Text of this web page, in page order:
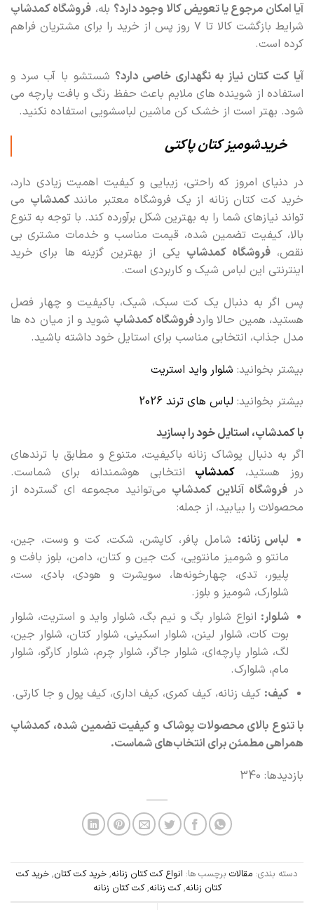
آیا امکان مرجوع یا تعویض کالا وجود دارد؟بله، فروشگاه کمدشاپ
شرایط بازگشت کالا تا ۷ روز پس از خرید را برای مشتریان فراهم
کرده است.
آیا کت کتان نیاز به نگهداری خاصی دارد؟شستشو با آب سرد و
استفاده از شوینده های ملایم باعث حفظ رنگ و بافت پارچه می
شود. بهتر است از خشک کن ماشین لباسشویی استفاده نکنید.
خریدشومیز کتان پاکتی
در دنیای امروز که راحتی، زیبایی و کیفیت اهمیت زیادی دارد،
خرید کت کتان زنانه از یک فروشگاه معتبر مانندکمدشاپمی
تواند نیازهای شما را به بهترین شکل برآورده کند. با توجه به تنوع
بالا، کیفیت تضمین شده، قیمت مناسب و خدمات مشتری بی
نقص، فروشگاه کمدشاپیکی از بهترین گزینه ها برای خرید
اینترنتی این لباس شیک و کاربردی است.
پس اگر به دنبال یک کت سبک، شیک، باکیفیت و چهار فصل
هستید، همین حالا واردفروشگاه کمدشاپشوید و از میان ده ها
مدل جذاب، انتخابی مناسب برای استایل خود داشته باشید.
بیشتر بخوانید:شلوار واید استریت
بیشتر بخوانید: لباس های ترند 2026
با کمدشاپ، استایل خود را بسازید
اگر به دنبال پوشاک زنانه باکیفیت، متنوع و مطابق با ترندهای
روز هستید،
کمدشاپانتخابی هوشمندانه برای شماست.
در فروشگاه آنلاین کمدشاپمی‌توانید مجموعه‌ ای گسترده از
محصولات را بیابید، از جمله:
لباس زنانه:شامل پافر، کاپشن، شکت، کت و وست، جین،
مانتو و شومیز مانتویی، کت جین و کتان، دامن، بلوز بافت و
پلیور، تدی، چهارخونه‌ها، سویشرت و هودی، بادی، ست،
شلوارک، شومیز و بلوز.
شلوار:انواع شلوار بگ و نیم بگ، شلوار واید و استریت، شلوار
بوت کات، شلوار لینن، شلوار اسکینی، شلوار کتان، شلوار جین،
لگ، شلوار پارچه‌ای، شلوار جاگر، شلوار چرم، شلوار کارگو، شلوار
مام، شلوارک.
کیف:کیف زنانه، کیف کمری، کیف اداری، کیف پول و جا کارتی.
با تنوع بالای محصولات پوشاک و کیفیت تضمین‌ شده، کمدشاپ
همراهی مطمئن برای انتخاب‌های شماست.
بازدیدها: 340
دسته بندی: مقالاتبرچسب ها: انواع کت کتان زنانه,خرید کت کتان,خرید کت
کتان زنانه,کت زنانه,کت کتان زنانه